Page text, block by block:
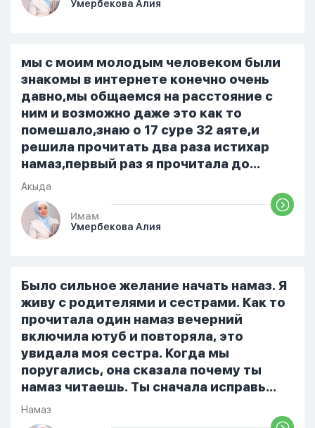
не свободен для меня. С 7 утра до 8
только ночью, иногда засыпаю одна.
Мы пытались ему говорить что так
нельзя но он всё равно делает...
Умербекова Алия
мы с моим молодым человеком были
знакомы в интернете конечно очень
давно,мы общаемся на расстояние с
ним и возможно даже это как то
помешало,знаю о 17 суре 32 аяте,и
решила прочитать два раза истихар
намаз,первый раз я прочитала до
«Аср» намаза и сначала было
тревожно,позже стало спокойно и в
голову начали лезть только хорошие
мысли,во второй раз когда я решила в
русский,потому что боялась
ошибиться и то что намаз не
примется,совершила истихар во время
тахаджуд...
Акыда
Имам
Умербекова Алия
Было сильное желание начать намаз. Я
живу с родителями и сестрами. Как то
прочитала один намаз вечерний
включила ютуб и повторяла, это
увидала моя сестра. Когда мы
поругались, она сказала почему ты
намаз читаешь. Ты сначала исправь
себя. После этого я не вставала на
намаз и не видела жайнамаз. Я просто
Намаз